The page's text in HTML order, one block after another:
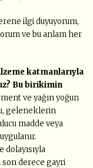
ilgi duyuyorum,
ve bu anlam her
katmanlarıyla
Bu birikimin
ve yağın yoğun
geleneklerin
madde veya
son derece gayri